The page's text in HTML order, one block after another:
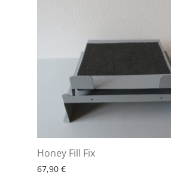
Honey Fill Fix
67,90 €
6 - 10 Arbeitstage